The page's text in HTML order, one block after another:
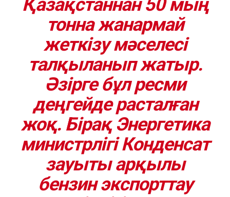
Қазақстаннан 50 мың
тонна жанармай
жеткізу мәселесі
талқыланып жатыр.
Әзірге бұл ресми
деңгейде расталған
жоқ. Бірақ Энергетика
министрлігі Конденсат
зауыты арқылы
бензин экспорттау